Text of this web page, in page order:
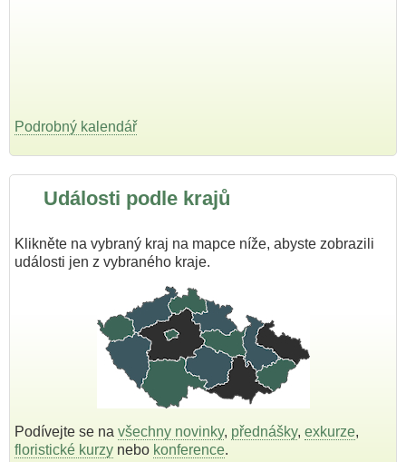
Podrobný kalendář
Události podle krajů
Klikněte na vybraný kraj na mapce níže, abyste zobrazili
události jen z vybraného kraje.
Podívejte se na všechny novinky, přednášky, exkurze,
floristické kurzy nebo konference.